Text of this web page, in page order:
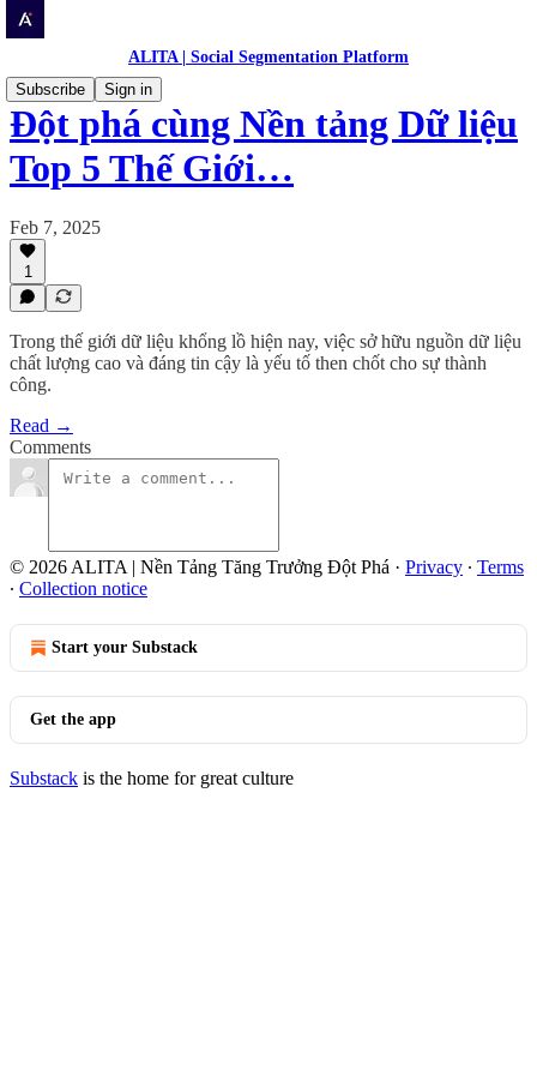
ALITA | Social Segmentation Platform
Subscribe
Sign in
Đột phá cùng Nền tảng Dữ liệu
Top 5 Thế Giới…
Feb 7, 2025
1
Trong thế giới dữ liệu khổng lồ hiện nay, việc sở hữu nguồn dữ liệu
chất lượng cao và đáng tin cậy là yếu tố then chốt cho sự thành
công.
Read →
Comments
© 2026 ALITA | Nền Tảng Tăng Trưởng Đột Phá · Privacy ∙ Terms
∙ Collection notice
Start your Substack
Get the app
Substack is the home for great culture